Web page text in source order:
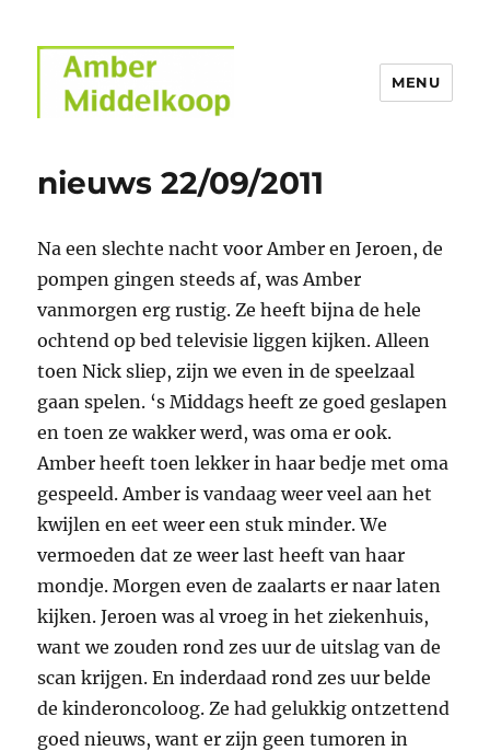
MENU
nieuws 22/09/2011
Na een slechte nacht voor Amber en Jeroen, de
pompen gingen steeds af, was Amber
vanmorgen erg rustig. Ze heeft bijna de hele
ochtend op bed televisie liggen kijken. Alleen
toen Nick sliep, zijn we even in de speelzaal
gaan spelen. ‘s Middags heeft ze goed geslapen
en toen ze wakker werd, was oma er ook.
Amber heeft toen lekker in haar bedje met oma
gespeeld. Amber is vandaag weer veel aan het
kwijlen en eet weer een stuk minder. We
vermoeden dat ze weer last heeft van haar
mondje. Morgen even de zaalarts er naar laten
kijken. Jeroen was al vroeg in het ziekenhuis,
want we zouden rond zes uur de uitslag van de
scan krijgen. En inderdaad rond zes uur belde
de kinderoncoloog. Ze had gelukkig ontzettend
goed nieuws, want er zijn geen tumoren in